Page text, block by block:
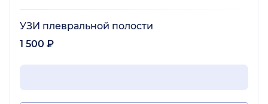
УЗИ плевральной полости
1 500 ₽